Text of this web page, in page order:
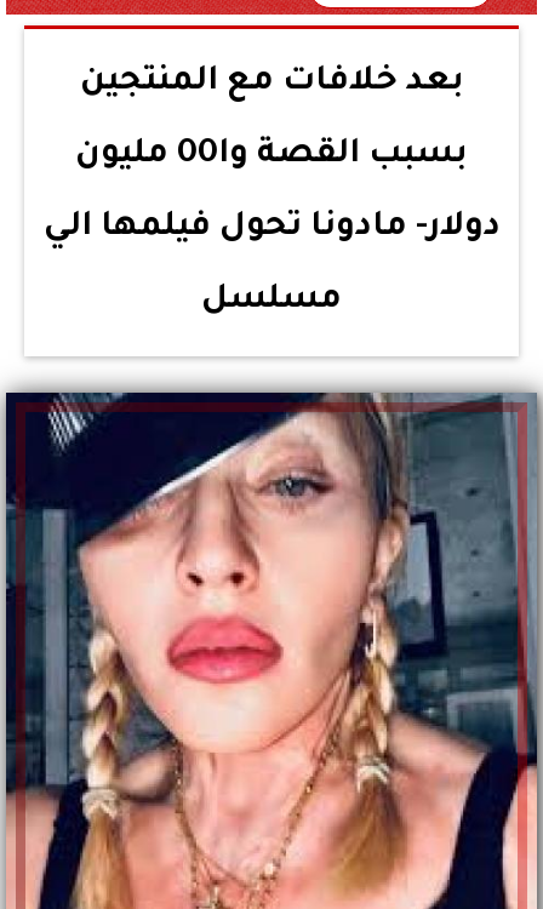
بعد خلافات مع المنتجين
بسبب القصة وا00 مليون
دولار- مادونا تحول فيلمها الي
مسلسل